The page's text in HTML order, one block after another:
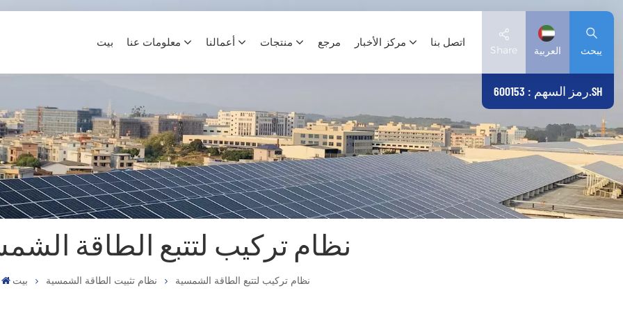
بيت معلومات عنا أعمالنا منتجات مرجع مركز الأخبار اتصل بنا
Share العربية
English
Deutsch
español
日本語
يبحث
رمز السهم : 600153.SH
نظام تركيب لتتبع الطاقة
بيت نظام تثبيت الطاقة الشمسية نظام تركيب لتتبع الطاقة الشمسية